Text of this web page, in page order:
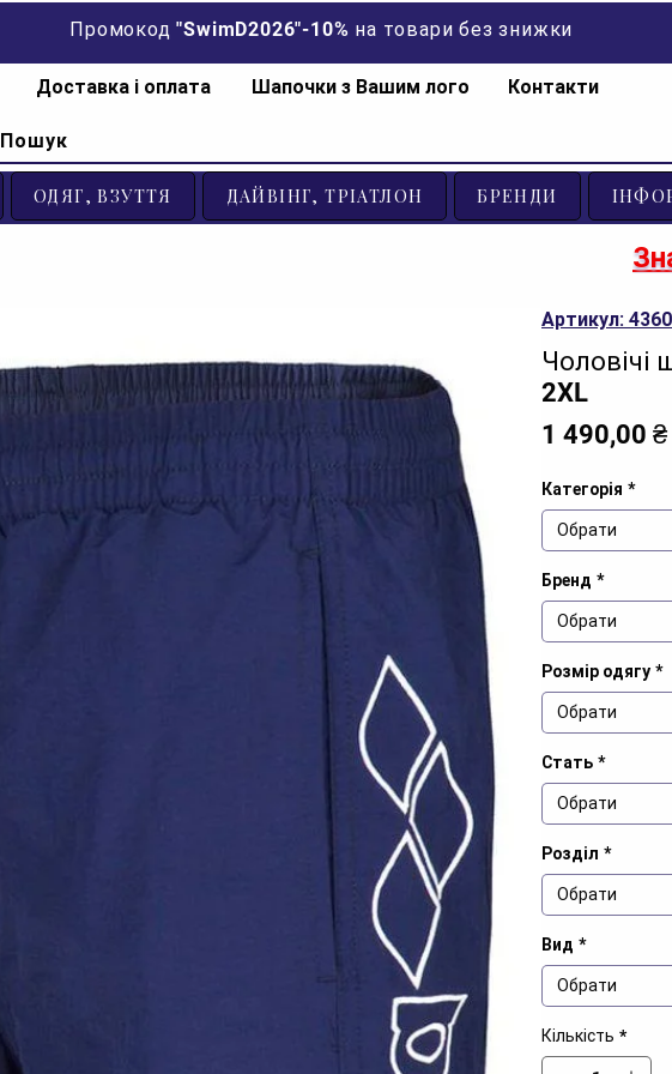
Промокод "SwimD2026"-10% на товари без знижки
Доставка і оплата Шапочки з Вашим лого Контакти
Пошук
ОДЯГ, ВЗУТТЯ ДАЙВІНГ, ТРІАТЛОН БРЕНДИ
Артикул:
Чоловічі
2XL
1 490,00 ₴
Категорія *
Обрати
Бренд *
Обрати
Розмір одягу *
Обрати
Стать *
Обрати
Розділ *
Обрати
Вид *
Обрати
Кількість *